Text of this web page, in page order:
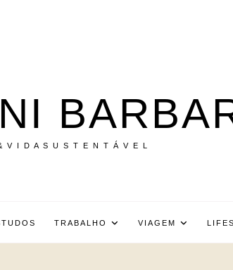
V I D A S U S T E N T Á V E L
TRABALHO VIAGEM